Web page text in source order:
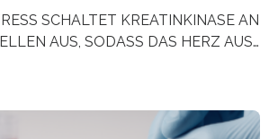
SCHALTET KREATINKINASE AN
AUS, SODASS DAS HERZ AUS
Zentrum für Herzinsuffizienz
warum der Energietransport bei